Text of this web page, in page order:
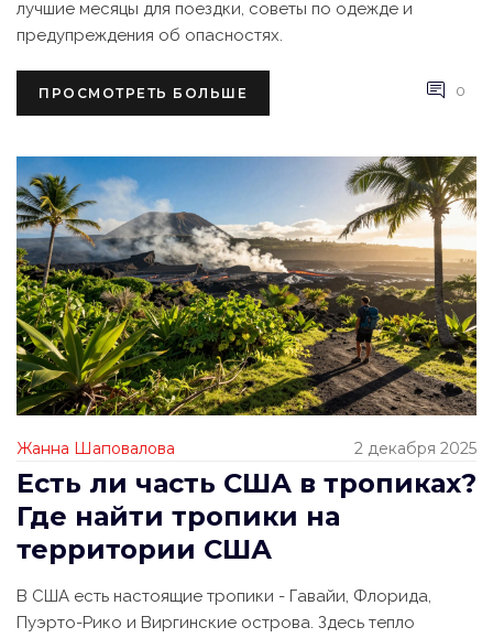
лучшие месяцы для поездки, советы по одежде и
предупреждения об опасностях.
ПРОСМОТРЕТЬ БОЛЬШЕ 0
Жанна Шаповалова 2 декабря 2025
Есть ли часть США в тропиках?
Где найти тропики на
территории США
В США есть настоящие тропики - Гавайи, Флорида,
Пуэрто-Рико и Виргинские острова. Здесь тепло